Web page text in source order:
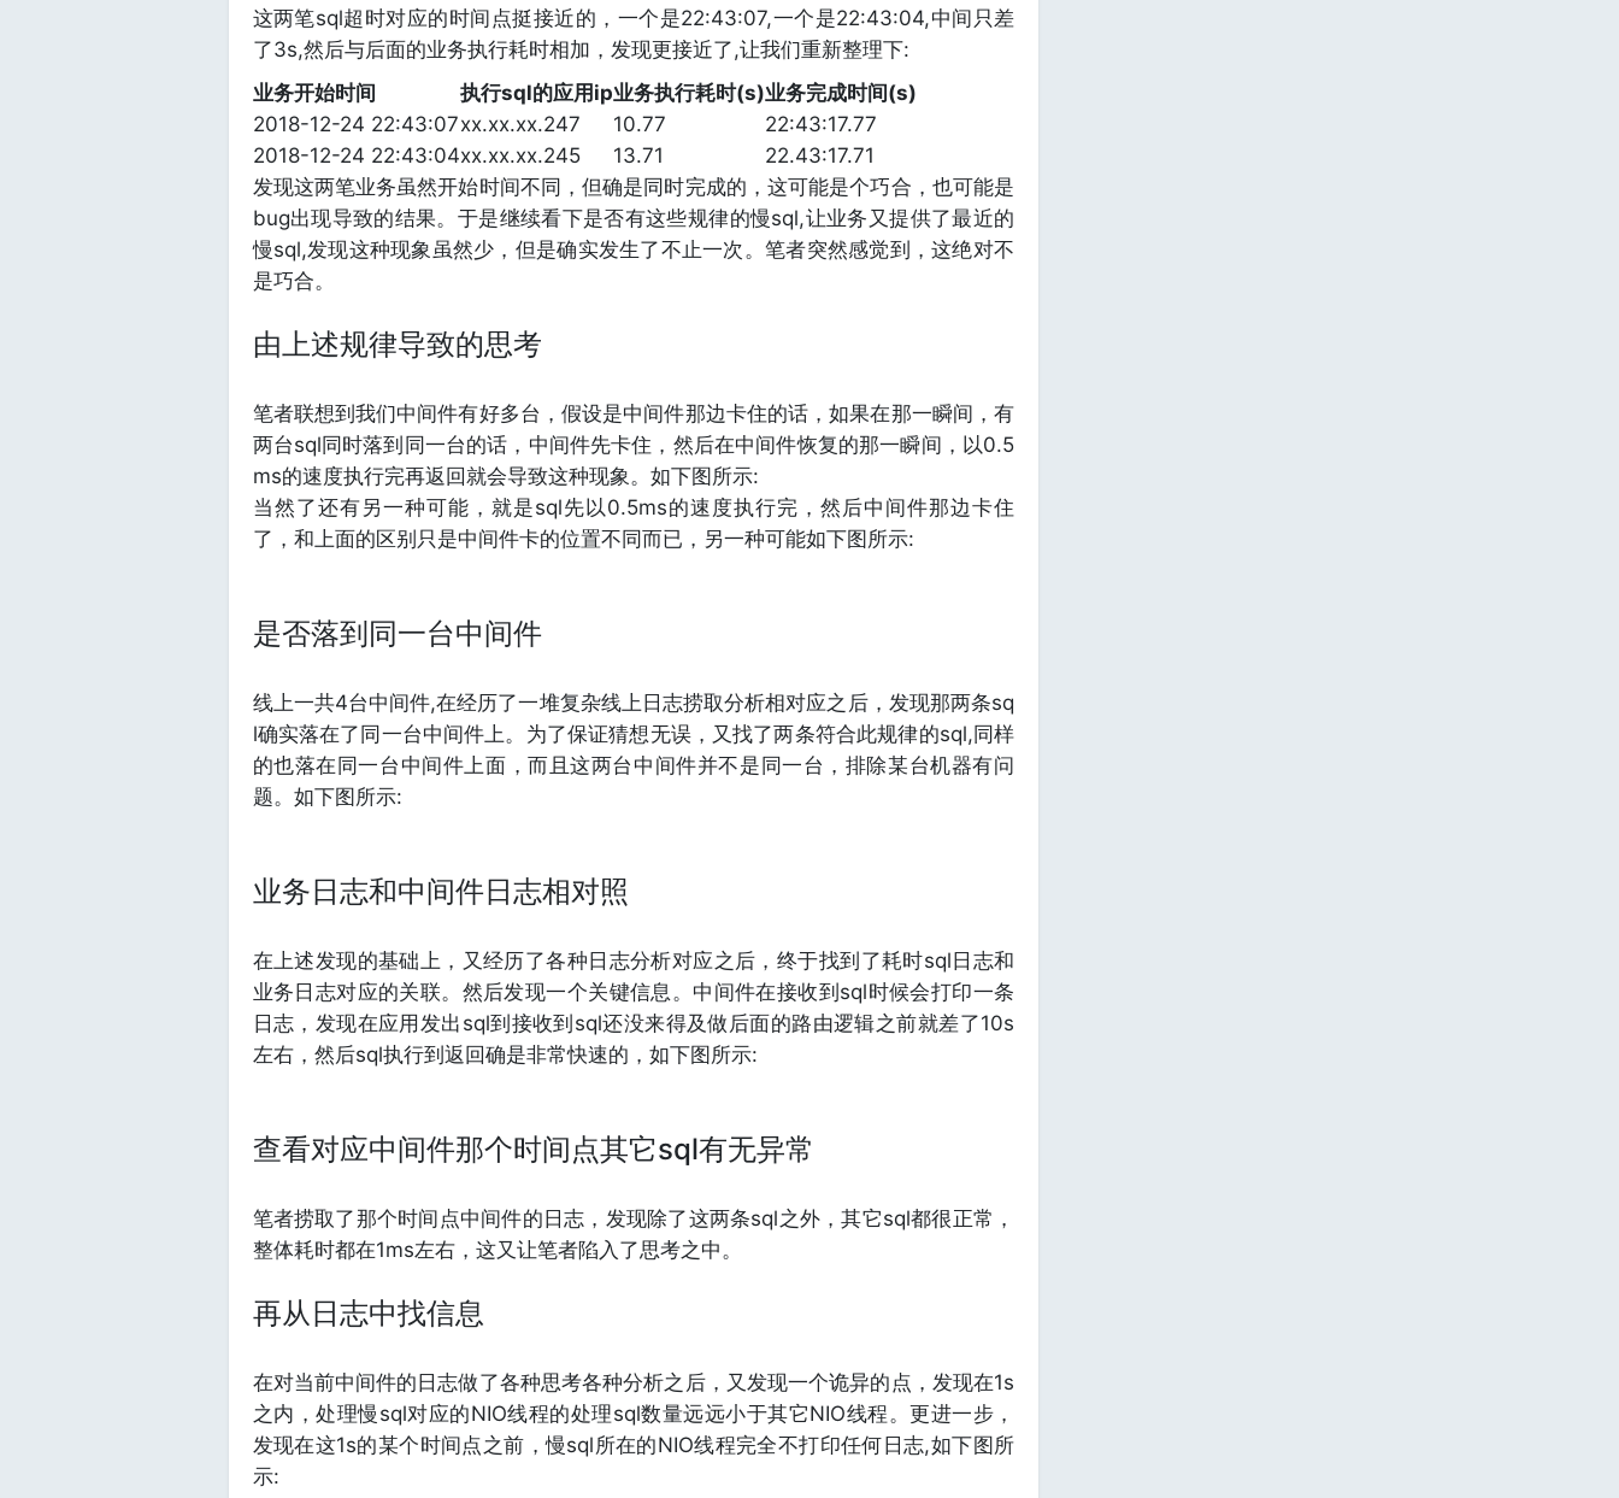
这两笔sql超时对应的时间点挺接近的，一个是22:43:07,一个是22:43:04,中间只差
了3s,然后与后面的业务执行耗时相加，发现更接近了,让我们重新整理下:
业务开始时间
执行sql的应用ip业务执行耗时(s)业务完成时间(s)
2018-12-24 22:43:07xx.xx.xx.247 10.77
22:43:17.77
2018-12-24 22:43:04xx.xx.xx.245 13.71
22.43:17.71
发现这两笔业务虽然开始时间不同，但确是同时完成的，这可能是个巧合，也可能是
bug出现导致的结果。于是继续看下是否有这些规律的慢sql,让业务又提供了最近的
慢sql,发现这种现象虽然少，但是确实发生了不止一次。笔者突然感觉到，这绝对不
是巧合。
由上述规律导致的思考
笔者联想到我们中间件有好多台，假设是中间件那边卡住的话，如果在那一瞬间，有
两台sql同时落到同一台的话，中间件先卡住，然后在中间件恢复的那一瞬间，以0.5
ms的速度执行完再返回就会导致这种现象。如下图所示:
当然了还有另一种可能，就是sql先以0.5ms的速度执行完，然后中间件那边卡住
了，和上面的区别只是中间件卡的位置不同而已，另一种可能如下图所示:
是否落到同一台中间件
线上一共4台中间件,在经历了一堆复杂线上日志捞取分析相对应之后，发现那两条sq
l确实落在了同一台中间件上。为了保证猜想无误，又找了两条符合此规律的sql,同样
的也落在同一台中间件上面，而且这两台中间件并不是同一台，排除某台机器有问
题。如下图所示:
业务日志和中间件日志相对照
在上述发现的基础上，又经历了各种日志分析对应之后，终于找到了耗时sql日志和
业务日志对应的关联。然后发现一个关键信息。中间件在接收到sql时候会打印一条
日志，发现在应用发出sql到接收到sql还没来得及做后面的路由逻辑之前就差了10s
左右，然后sql执行到返回确是非常快速的，如下图所示:
查看对应中间件那个时间点其它sql有无异常
笔者捞取了那个时间点中间件的日志，发现除了这两条sql之外，其它sql都很正常，
整体耗时都在1ms左右，这又让笔者陷入了思考之中。
再从日志中找信息
在对当前中间件的日志做了各种思考各种分析之后，又发现一个诡异的点，发现在1s
之内，处理慢sql对应的NIO线程的处理sql数量远远小于其它NIO线程。更进一步，
发现在这1s的某个时间点之前，慢sql所在的NIO线程完全不打印任何日志,如下图所
示: